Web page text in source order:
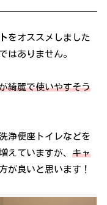
をオススメしました
はありません。
綺麗で使いやすそう
浄便座トイレなどを
えていますが、 キャ
が良いと思います！